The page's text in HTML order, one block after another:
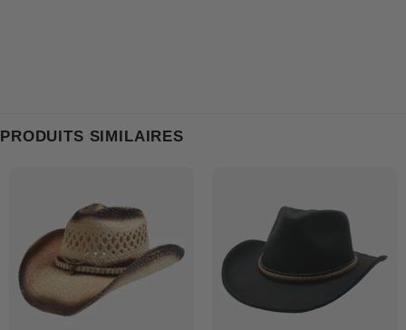
PRODUITS SIMILAIRES